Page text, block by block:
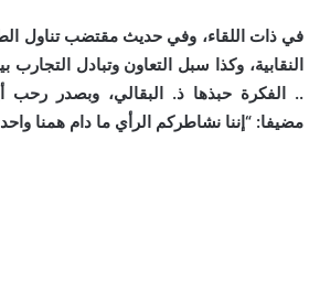
في ذات اللقاء، وفي حديث مقتضب تناول
النقابية، وكذا سبل التعاون وتبادل التجارب
.. الفكرة حبذها ذ. البقالي، وبصدر رحب
مضيفا: “إننا نشاطركم الرأي ما دام همنا